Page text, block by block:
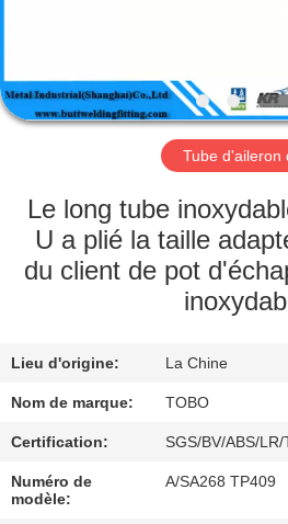
DE
NOUS
VISITE
D'USINE
QUALITÉ
CONTACTEZ-
NOUS
Tube d'aileron
Le long tube
U a plié la taille
du client de pot
Lieu d'origine: La Chine
Nom de marque: TOBO
Certification: SGS/BV/ABS/
Numéro de
modèle:
A/SA268 TP409